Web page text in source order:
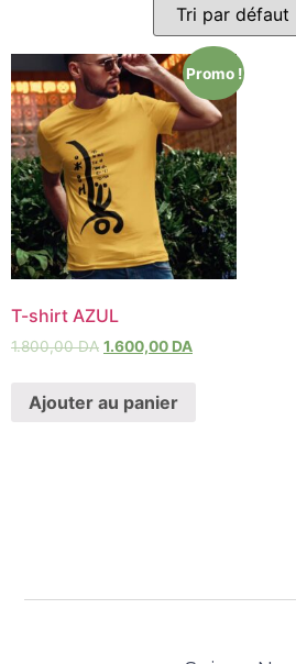
Promo !
T-shirt AZUL
1.800,00DA 1.600,00 DA
Ajouter au panier